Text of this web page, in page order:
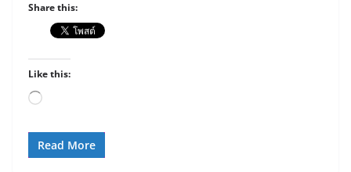
Share this:
Like this:
Loading…
Read More